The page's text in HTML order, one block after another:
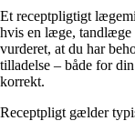
Et receptpligtigt
hvis en læge, tandlæge
vurderet, at du har
tilladelse – både for
korrekt.
Receptpligt gælder